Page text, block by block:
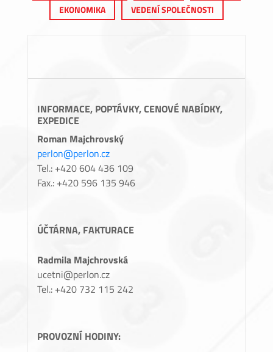
EKONOMIKA
VEDENÍ SPOLEČNOSTI
INFORMACE, POPTÁVKY, CENOVÉ NABÍDKY,
EXPEDICE
Roman Majchrovský
perlon@perlon.cz
Tel.: +420 604 436 109
Fax.: +420 596 135 946
ÚČTÁRNA, FAKTURACE
Radmila Majchrovská
ucetni@perlon.cz
Tel.: +420 732 115 242
PROVOZNÍ HODINY: